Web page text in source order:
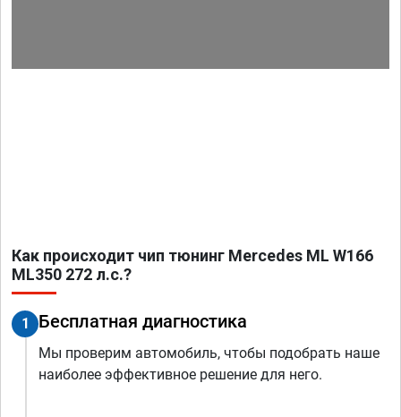
Как происходит чип тюнинг Mercedes ML W166
ML350 272 л.с.?
1 Бесплатная диагностика
Мы проверим автомобиль, чтобы подобрать наше
наиболее эффективное решение для него.